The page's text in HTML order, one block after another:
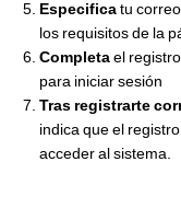
Especificatu
los requisitos de la
Completael
para iniciar sesión
Tras registrarte
indica que el
acceder al sistema.